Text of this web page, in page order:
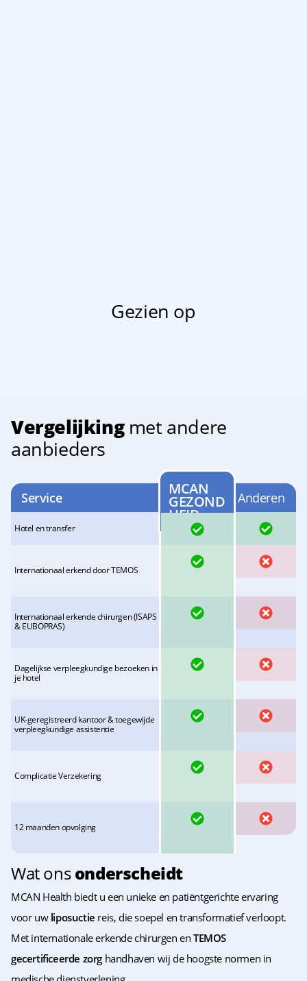
Gezien op
Vergelijkingmet andere
aanbieders
Wat onsonderscheidt
MCAN Health biedt u een unieke en patiëntgerichte ervaring
voor uw liposuctie reis, die soepel en transformatief verloopt.
Met internationale erkende chirurgen enTEMOS
gecertificeerde zorg handhaven wij de hoogste normen in
Service MCAN
GEZOND
HEID
Anderen
Hotel en transfer
JA
Internationaal erkend door TEMOS
GEEN
Internationaal erkende chirurgen (ISAPS
& EUBOPRAS)
GEEN
Dagelijkse verpleegkundige bezoeken in
je hotel
GEEN
UK-geregistreerd kantoor & toegewijde
verpleegkundige assistentie
GEEN
Complicatie Verzekering
GEEN
12 maanden opvolging
GEEN